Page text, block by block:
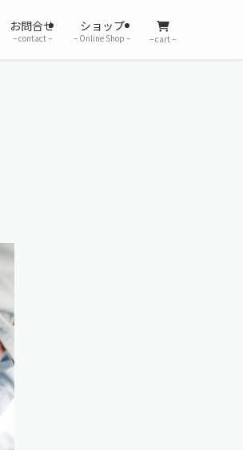
お問合せ
– contact –
ショップ
– Online Shop – – cart –